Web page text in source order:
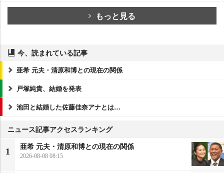
もっと見る
今、読まれている記事
亜希 元夫・清原和博との現在の関係
戸塚純貴、結婚を発表
池田と結婚した佐藤佳奈アナとは…
ニュース記事アクセスランキング
1
亜希 元夫・清原和博との現在の関係
2026-08-08 08:15